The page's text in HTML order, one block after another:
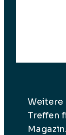
Weitere
Treffen